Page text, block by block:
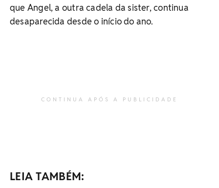
que Angel, a outra cadela da sister, continua
desaparecida desde o início do ano.
CONTINUA APÓS A PUBLICIDADE
LEIA TAMBÉM: